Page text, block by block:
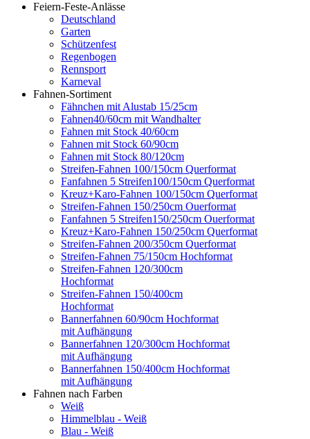
Feiern-Feste-Anlässe
Deutschland
Garten
Schützenfest
Regenbogen
Rennsport
Karneval
Fahnen-Sortiment
Fähnchen mit Alustab 15/25cm
Fahnen40/60cm mit Wandhalter
Fahnen mit Stock 40/60cm
Fahnen mit Stock 60/90cm
Fahnen mit Stock 80/120cm
Streifen-Fahnen 100/150cm Querformat
Fanfahnen 5 Streifen100/150cm Querformat
Kreuz+Karo-Fahnen 100/150cm Querformat
Streifen-Fahnen 150/250cm Ouerformat
Fanfahnen 5 Streifen150/250cm Ouerformat
Kreuz+Karo-Fahnen 150/250cm Querformat
Streifen-Fahnen 200/350cm Querformat
Streifen-Fahnen 75/150cm Hochformat
Streifen-Fahnen 120/300cm
Hochformat
Streifen-Fahnen 150/400cm
Hochformat
Bannerfahnen 60/90cm Hochformat
mit Aufhängung
Bannerfahnen 120/300cm Hochformat
mit Aufhängung
Bannerfahnen 150/400cm Hochformat
mit Aufhängung
Fahnen nach Farben
Weiß
Himmelblau - Weiß
Blau - Weiß